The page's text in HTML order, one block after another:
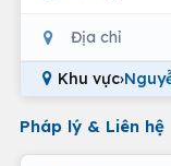
Địa chỉ
Khu vực›
Pháp lý & Liên hệ